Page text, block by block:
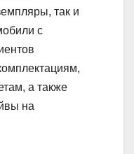
так и
с
а также
на